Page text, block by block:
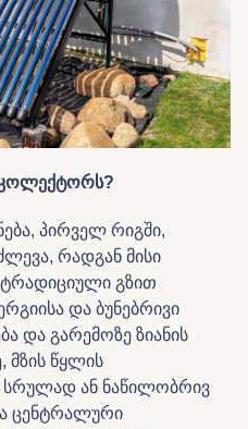
პირველ რიგში,
რადგან მისი
გზით
და ბუნებრივი
და გარემოზე ზიანის
მზის წყლის
სრულად ან ნაწილობრივ
ცენტრალური